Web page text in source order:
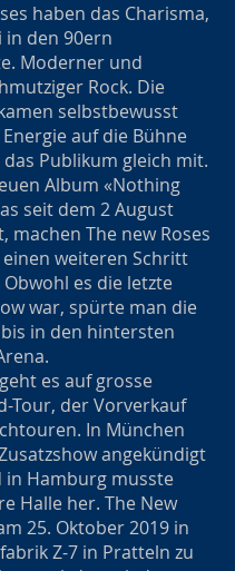
haben das Charisma,
in den 90ern
Moderner und
Rock. Die
selbstbewusst
auf die Bühne
Publikum gleich mit.
Album «Nothing
seit dem 2 August
machen The new Roses
weiteren Schritt
es die letzte
war, spürte man die
in den hintersten
es auf grosse
Tour, der Vorverkauf
In München
angekündigt
in Hamburg musste
Halle her. The New
25. Oktober 2019 in
Z-7 in Pratteln zu